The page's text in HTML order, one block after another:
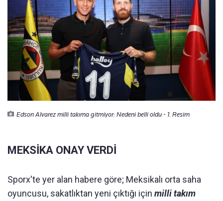
Edson Alvarez milli takıma gitmiyor: Nedeni belli oldu - 1. Resim
MEKSİKA ONAY VERDİ
Sporx'te yer alan habere göre; Meksikalı orta saha
oyuncusu, sakatlıktan yeni çıktığı için milli takım